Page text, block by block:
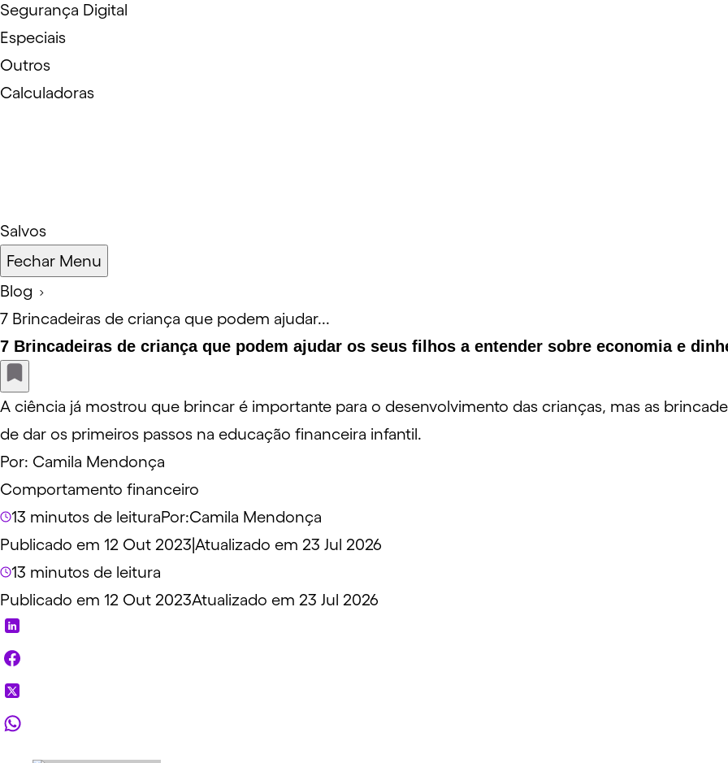
Segurança Digital
Especiais
Outros
Calculadoras
Salvos
Fechar Menu
Blog
7 Brincadeiras de criança que podem ajudar...
7 Brincadeiras de criança que podem ajudar os seus filhos a entender sobre economia e
A ciência já mostrou que brincar é importante para o desenvolvimento das crianças, mas as
de dar os primeiros passos na educação financeira infantil.
Por: Camila Mendonça
Comportamento financeiro
13 minutos de leituraPor:Camila Mendonça
Publicado em 12 Out 2023 Atualizado em 23 Jul 2026
13 minutos de leitura
Publicado em 12 Out 2023Atualizado em 23 Jul 2026